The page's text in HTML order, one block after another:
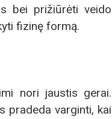
bei prižiūrėti veido
fizinę formą.
nori jaustis gerai.
pradeda varginti, kai